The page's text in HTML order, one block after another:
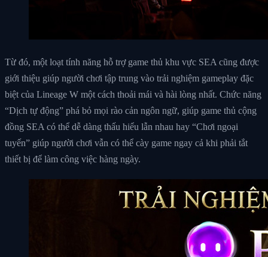
Từ đó, một loạt tính năng hỗ trợ game thủ khu vực SEA cũng được
giới thiệu giúp người chơi tập trung vào trải nghiệm gameplay đặc
biệt của Lineage W một cách thoải mái và hài lòng nhất. Chức năng
“Dịch tự động” phá bỏ mọi rào cản ngôn ngữ, giúp game thủ cộng
đồng SEA có thể dễ dàng thấu hiểu lẫn nhau hay “Chơi ngoại
tuyến” giúp người chơi vẫn có thể cày game ngay cả khi phải tắt
thiết bị để làm công việc hàng ngày.